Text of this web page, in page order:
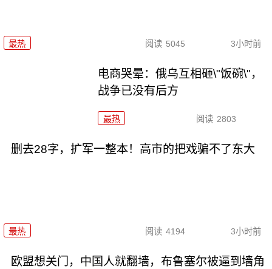
最热 阅读 5045 3小时前
电商哭晕：俄乌互相砸\"饭碗\"，
战争已没有后方
最热 阅读 2803
删去28字，扩军一整本！高市的把戏骗不了东大
最热 阅读 4194 3小时前
欧盟想关门，中国人就翻墙，布鲁塞尔被逼到墙角